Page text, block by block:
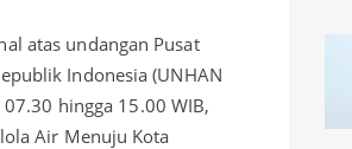
atas undangan Pusat
Indonesia (UNHAN
hingga 15.00 WIB,
Air Menuju Kota